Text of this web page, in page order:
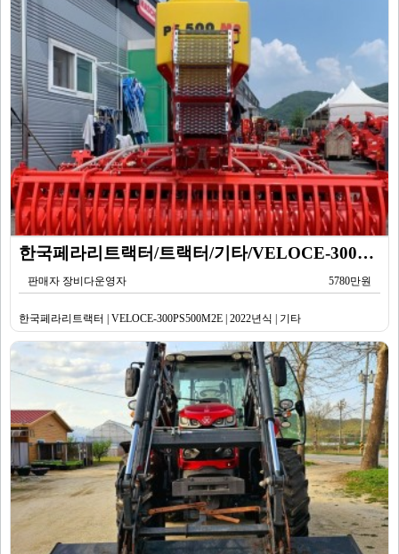
한국페라리트랙터/트랙터/기타/VELOCE-300PS500M2E/2022년식
판매자 장비다운영자 5780만원
한국페라리트랙터 | VELOCE-300PS500M2E | 2022년식 | 기타